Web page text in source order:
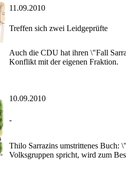
11.09.2010
Treffen sich zwei Leidgeprüfte
Auch die CDU hat ihren \"Fall
Konflikt mit der eigenen Fraktion.
10.09.2010
-
Thilo Sarrazins umstrittenes Buch:
Volksgruppen spricht, wird zum